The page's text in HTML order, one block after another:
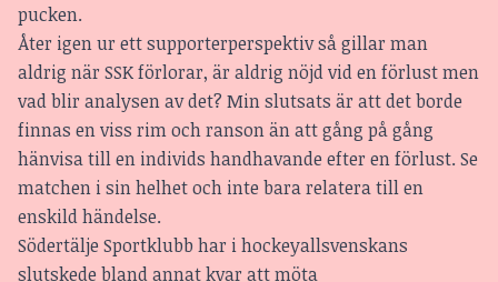
pucken.
Åter igen ur ett supporterperspektiv så gillar man
aldrig när SSK förlorar, är aldrig nöjd vid en förlust men
vad blir analysen av det? Min slutsats är att det borde
finnas en viss rim och ranson än att gång på gång
hänvisa till en individs handhavande efter en förlust. Se
matchen i sin helhet och inte bara relatera till en
enskild händelse.
Södertälje Sportklubb har i hockeyallsvenskans
slutskede bland annat kvar att möta